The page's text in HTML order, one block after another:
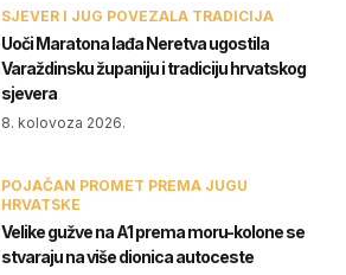
SJEVER I JUG POVEZALA TRADICIJA
Uoči Maratona lađa Neretva ugostila
Varaždinsku županiju i tradiciju hrvatskog
sjevera
8. kolovoza 2026.
POJAČAN PROMET PREMA JUGU
HRVATSKE
Velike gužve na A1 prema moru-kolone se
stvaraju na više dionica autoceste